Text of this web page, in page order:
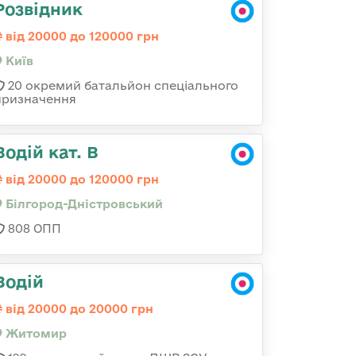
від 20000 до 120000 грн
Київ
20 окремий батальйон спеціального
кат. В
від 20000 до 120000 грн
Білгород-Дністровський
808 ОПП
від 20000 до 20000 грн
Житомир